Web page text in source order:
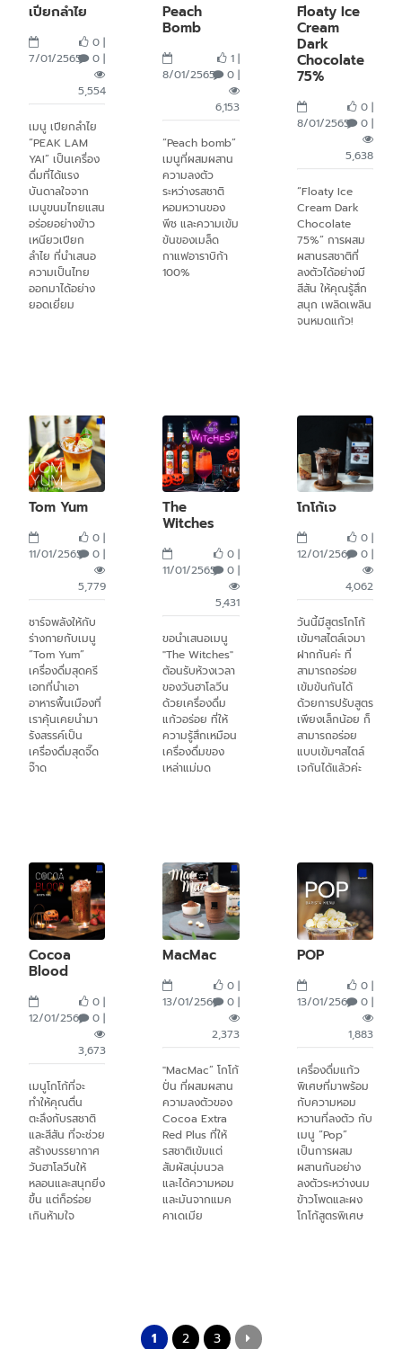
เปียกลำไย
7/01/2565
0 |
0 |
5,554
เมนู เปียกลำไย
“PEAK LAM
YAI” เป็นเครื่อง
ดื่มที่ได้แรง
บันดาลใจจาก
เมนูขนมไทยแสน
อร่อยอย่างข้าว
เหนียวเปียก
ลำไย ที่นำเสนอ
ความเป็นไทย
ออกมาได้อย่าง
ยอดเยี่ยม
Peach
Bomb
8/01/2565
1 |
0 |
6,153
“Peach bomb”
เมนูที่ผสมผสาน
ความลงตัว
ระหว่างรสชาติ
หอมหวานของ
พีช และความเข้ม
ข้นของเมล็ด
กาแฟอาราบิก้า
100%
Floaty Ice
Cream
Dark
Chocolate
75%
8/01/2565
0 |
0 |
5,638
“Floaty Ice
Cream Dark
Chocolate
75%” การผสม
ผสานรสชาติที่
ลงตัวได้อย่างมี
สีสัน ให้คุณรู้สึก
สนุก เพลิดเพลิน
จนหมดแก้ว!
Tom Yum
11/01/2565
0 |
0 |
5,779
ชาร์จพลังให้กับ
ร่างกายกับเมนู
“Tom Yum”
เครื่องดื่มสุดครี
เอทที่นำเอา
อาหารพื้นเมืองที่
เราคุ้นเคยนำมา
รังสรรค์เป็น
เครื่องดื่มสุดจี๊ด
จ๊าด
The
Witches
11/01/2565
0 |
0 |
5,431
ขอนำเสนอเมนู
"The Witches"
ต้อนรับห้วงเวลา
ของวันฮาโลวีน
ด้วยเครื่องดื่ม
แก้วอร่อย ที่ให้
ความรู้สึกเหมือน
เครื่องดื่มของ
เหล่าแม่มด
โกโก้เจ
12/01/2565
0 |
0 |
4,062
วันนี้มีสูตรโกโก้
เข้มๆสไตล์เจมา
ฝากกันค่ะ ที่
สามารถอร่อย
เข้มข้นกันได้
ด้วยการปรับสูตร
เพียงเล็กน้อย ก็
สามารถอร่อย
แบบเข้มๆสไตล์
เจกันได้แล้วค่ะ
Cocoa
Blood
12/01/2565
0 |
0 |
3,673
เมนูโกโก้ที่จะ
ทำให้คุณตื่น
ตะลึงกับรสชาติ
และสีสัน ที่จะช่วย
สร้างบรรยากาศ
วันฮาโลวีนให้
หลอนและสนุกยิ่ง
ขึ้น แต่ก็อร่อย
เกินห้ามใจ
MacMac
13/01/2565
0 |
0 |
2,373
"MacMac” โกโก้
ปั่น ที่ผสมผสาน
ความลงตัวของ
Cocoa Extra
Red Plus ที่ให้
รสชาติเข้มแต่
สัมผัสนุ่มนวล
และได้ความหอม
และมันจากแมค
คาเดเมีย
POP
13/01/2565
0 |
0 |
1,883
เครื่องดื่มแก้ว
พิเศษที่มาพร้อม
กับความหอม
หวานที่ลงตัว กับ
เมนู “Pop”
เป็นการผสม
ผสานกันอย่าง
ลงตัวระหว่างนม
ข้าวโพดและผง
โกโก้สูตรพิเศษ
1 2
3